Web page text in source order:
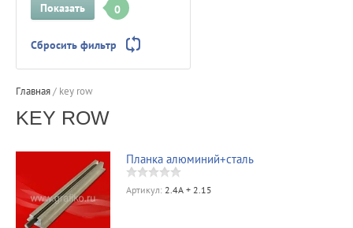
Показать 0
Сбросить фильтр
Главная/ key row
KEY ROW
Планка алюминий+сталь
Артикул: 2.4A + 2.15